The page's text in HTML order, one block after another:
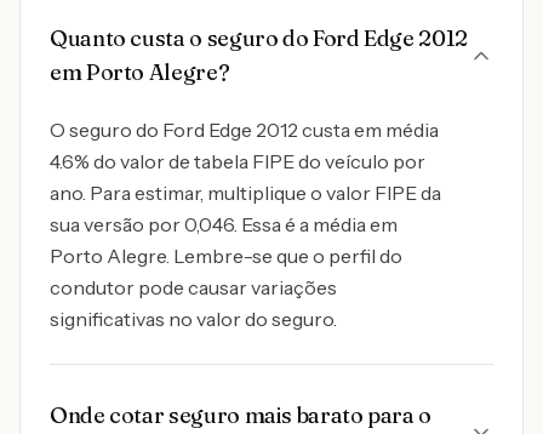
Quanto custa o seguro do Ford Edge 2012
em Porto Alegre?
O seguro do Ford Edge 2012 custa em média
4.6% do valor de tabela FIPE do veículo por
ano. Para estimar, multiplique o valor FIPE da
sua versão por 0,046. Essa é a média em
Porto Alegre. Lembre-se que o perfil do
condutor pode causar variações
significativas no valor do seguro.
Onde cotar seguro mais barato para o